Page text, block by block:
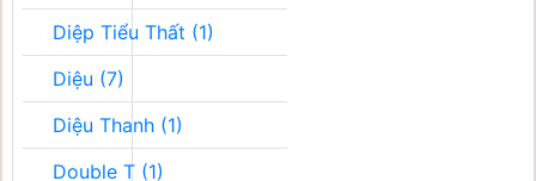
Diệp Tiểu Thất (1)
Diệu (7)
Diệu Thanh (1)
Double T (1)